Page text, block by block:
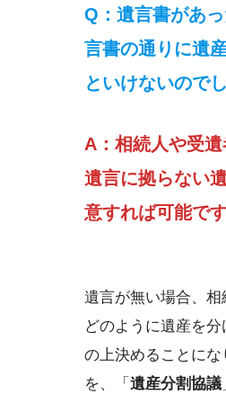
Q：遺言書があ
言書の通りに遺
といけないので
A：相続人や受遺
遺言に拠らない
意すれば可能です
遺言が無い場合、相
どのように遺産を
の上決めることに
を、「 遺産分割協議